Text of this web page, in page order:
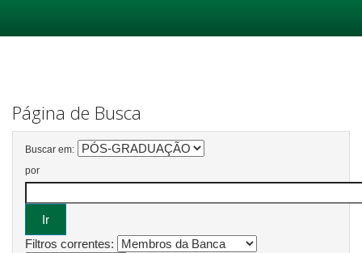
Página de Busca
Buscar em:
por
Filtros correntes: